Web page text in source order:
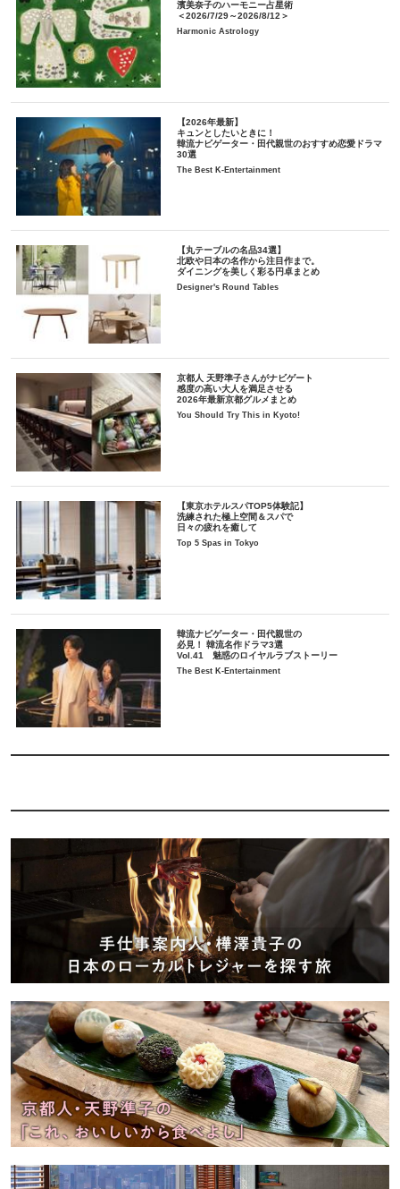
濱美奈子のハーモニー占星術
＜2026/7/29～2026/8/12＞
Harmonic Astrology
【2026年最新】
キュンとしたいときに！
韓流ナビゲーター・田代親世のおすすめ恋愛ドラマ
30選
The Best K-Entertainment
【丸テーブルの名品34選】
北欧や日本の名作から注目作まで。
ダイニングを美しく彩る円卓まとめ
Designer's Round Tables
京都人 天野準子さんがナビゲート
感度の高い大人を満足させる
2026年最新京都グルメまとめ
You Should Try This in Kyoto!
【東京ホテルスパTOP5体験記】
洗練された極上空間＆スパで
日々の疲れを癒して
Top 5 Spas in Tokyo
韓流ナビゲーター・田代親世の
必見！ 韓流名作ドラマ3選
Vol.41 魅惑のロイヤルラブストーリー
The Best K-Entertainment